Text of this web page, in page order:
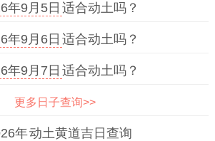
年9月5日 适合动土吗？
年9月6日 适合动土吗？
年9月7日 适合动土吗？
更多日子查询>>
年动土黄道吉日查询